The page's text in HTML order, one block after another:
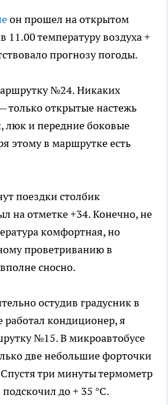
он прошел на открытом
11.00 температуру воздуха +
прогнозу погоды.
№24. Никаких
только открытые настежь
люк и передние боковые
этому в маршрутке есть
поездки столбик
на отметке +34. Конечно, не
комфортная, но
проветриванию в
сносно.
остудив градусник в
работал кондиционер, я
№15. В микроавтобусе
две небольшие форточки
три минуты термометр
до + 35 °C.